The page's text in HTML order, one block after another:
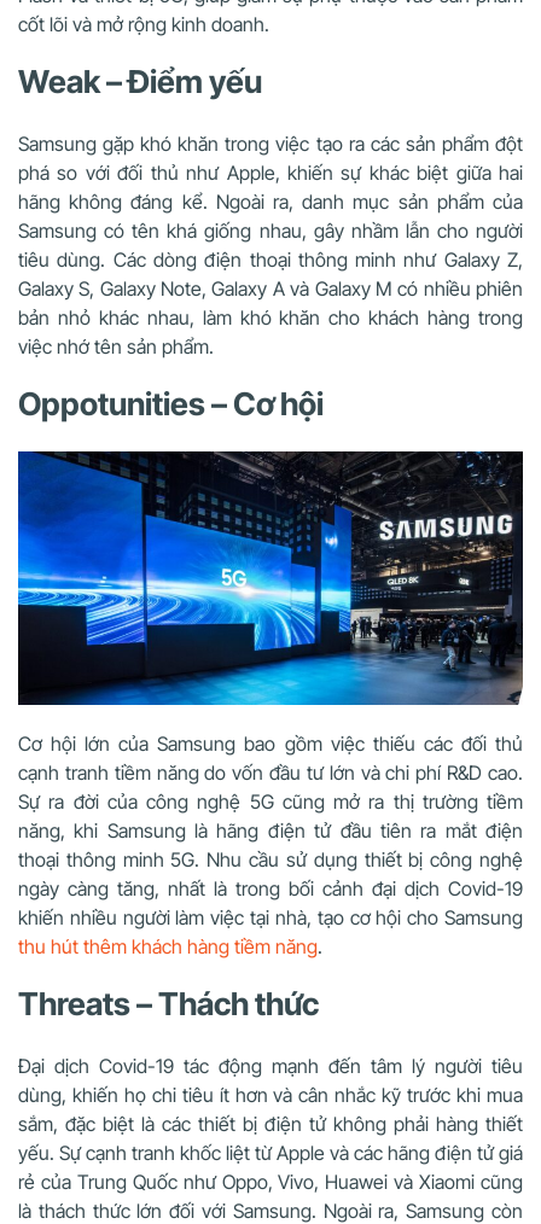
cốt lõi và mở rộng kinh doanh.
Weak – Điểm yếu
Samsung gặp khó khăn trong việc tạo ra các sản phẩm đột
phá so với đối thủ như Apple, khiến sự khác biệt giữa hai
hãng không đáng kể. Ngoài ra, danh mục sản phẩm của
Samsung có tên khá giống nhau, gây nhầm lẫn cho người
tiêu dùng. Các dòng điện thoại thông minh như Galaxy Z,
Galaxy S, Galaxy Note, Galaxy A và Galaxy M có nhiều phiên
bản nhỏ khác nhau, làm khó khăn cho khách hàng trong
việc nhớ tên sản phẩm.
Oppotunities – Cơ hội
Cơ hội lớn của Samsung bao gồm việc thiếu các đối thủ
cạnh tranh tiềm năng do vốn đầu tư lớn và chi phí R&D cao.
Sự ra đời của công nghệ 5G cũng mở ra thị trường tiềm
năng, khi Samsung là hãng điện tử đầu tiên ra mắt điện
thoại thông minh 5G. Nhu cầu sử dụng thiết bị công nghệ
ngày càng tăng, nhất là trong bối cảnh đại dịch Covid-19
khiến nhiều người làm việc tại nhà, tạo cơ hội cho Samsung
thu hút thêm khách hàng tiềm năng.
Threats – Thách thức
Đại dịch Covid-19 tác động mạnh đến tâm lý người tiêu
dùng, khiến họ chi tiêu ít hơn và cân nhắc kỹ trước khi mua
sắm, đặc biệt là các thiết bị điện tử không phải hàng thiết
yếu. Sự cạnh tranh khốc liệt từ Apple và các hãng điện tử giá
rẻ của Trung Quốc như Oppo, Vivo, Huawei và Xiaomi cũng
là thách thức lớn đối với Samsung. Ngoài ra, Samsung còn